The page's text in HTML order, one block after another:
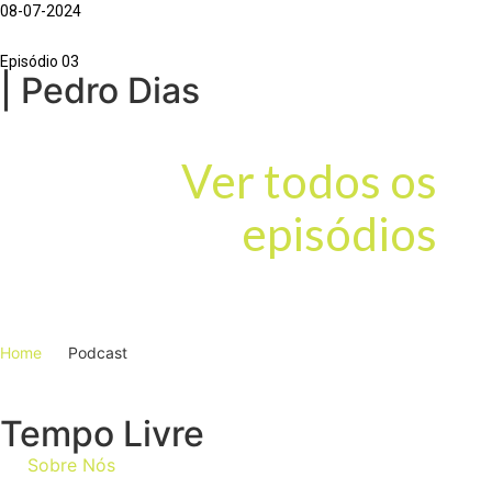
08-07-2024
Episódio 03
| Pedro Dias
Ver todos os
episódios
Home Podcast
Tempo Livre
Sobre Nós